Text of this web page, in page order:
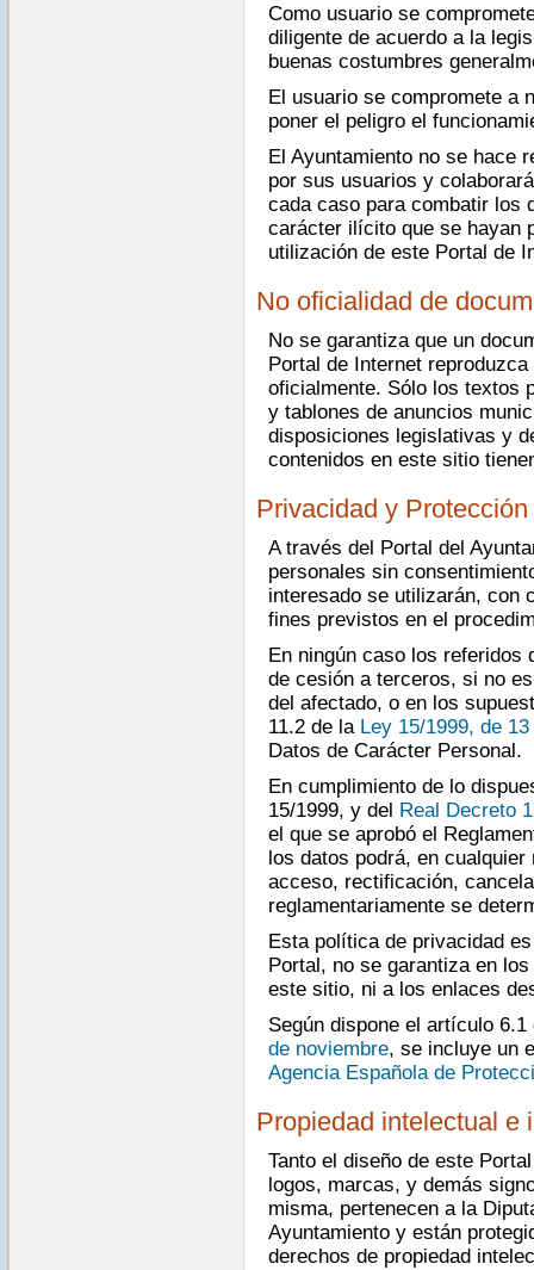
Como usuario se
diligente de acuerdo a la
buenas costumbres
El usuario se compromete a
poner el peligro el
El Ayuntamiento no se hace
por sus usuarios y
cada caso para combatir los
carácter ilícito que se hayan
utilización de este Portal de
No oficialidad de
No se garantiza que un
Portal de Internet
oficialmente. Sólo los textos
y tablones de anuncios
disposiciones legislativas y
contenidos en este sitio
Privacidad y
A través del Portal del
personales sin
interesado se utilizarán, con
fines previstos en el
En ningún caso los referidos
de cesión a terceros, si no
del afectado, o en los
11.2 de la Ley 15/1999, de
Datos de Carácter Personal.
En cumplimiento de lo
15/1999, y del Real Decreto
el que se aprobó el
los datos podrá, en
acceso, rectificación,
reglamentariamente se
Esta política de privacidad
Portal, no se garantiza en
este sitio, ni a los enlaces
Según dispone el artículo
de noviembre, se incluye un
Agencia Española de
Propiedad intelectual e
Tanto el diseño de este
logos, marcas, y demás
misma, pertenecen a la
Ayuntamiento y están
derechos de propiedad